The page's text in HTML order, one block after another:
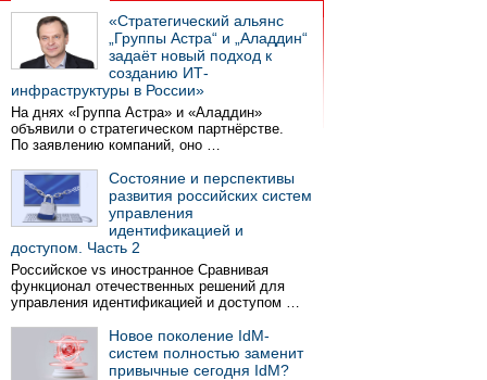
«Стратегический альянс
„Группы Астра“ и „Аладдин“
задаёт новый подход к
созданию ИТ-
инфраструктуры в России»
На днях «Группа Астра» и «Аладдин»
объявили о стратегическом партнёрстве.
По заявлению компаний, оно …
Состояние и перспективы
развития российских систем
управления
идентификацией и
доступом. Часть 2
Российское vs иностранное Сравнивая
функционал отечественных решений для
управления идентификацией и доступом …
Новое поколение IdM-
систем полностью заменит
привычные сегодня IdM?